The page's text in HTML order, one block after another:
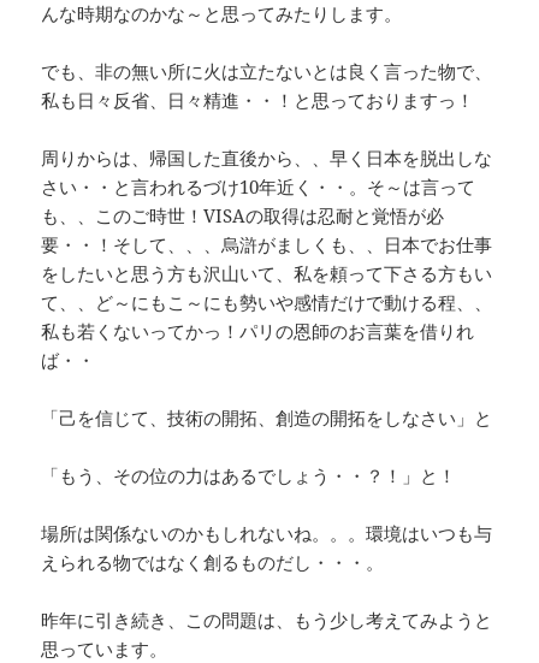
んな時期なのかな～と思ってみたりします。
でも、非の無い所に火は立たないとは良く言った物で、
私も日々反省、日々精進・・！と思っておりますっ！
周りからは、帰国した直後から、、早く日本を脱出しな
さい・・と言われるづけ10年近く・・。そ～は言って
も、、このご時世！VISAの取得は忍耐と覚悟が必
要・・！そして、、、烏滸がましくも、、日本でお仕事
をしたいと思う方も沢山いて、私を頼って下さる方もい
て、、ど～にもこ～にも勢いや感情だけで動ける程、、
私も若くないってかっ！パリの恩師のお言葉を借りれ
ば・・
「己を信じて、技術の開拓、創造の開拓をしなさい」と
「もう、その位の力はあるでしょう・・？！」と！
場所は関係ないのかもしれないね。。。環境はいつも与
えられる物ではなく創るものだし・・・。
昨年に引き続き、この問題は、もう少し考えてみようと
思っています。